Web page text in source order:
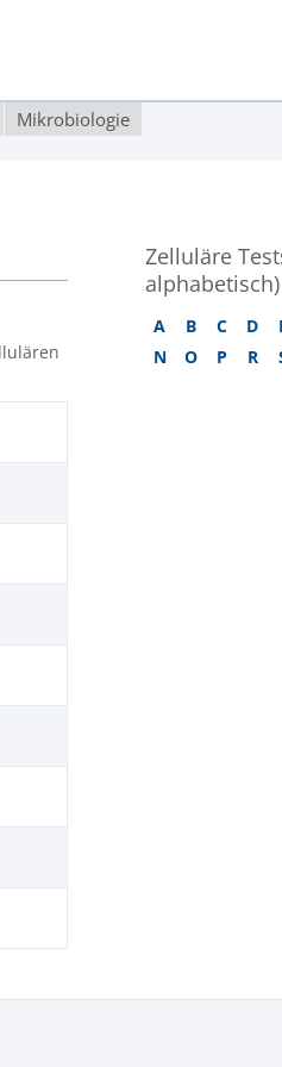
Mikrobiologie
Zelluläre
alphabetisch)
A B C D
N
O P R